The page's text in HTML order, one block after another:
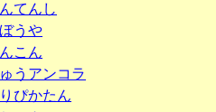
てんし
うや
こん
うアンコラ
ぴかたん